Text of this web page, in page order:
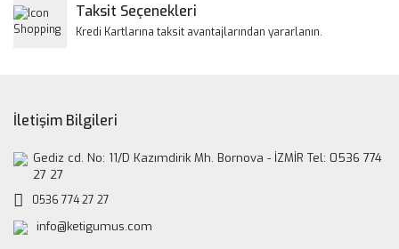
Taksit Seçenekleri
Kredi Kartlarına taksit avantajlarından yararlanın.
İletişim Bilgileri
Gediz cd. No: 11/D Kazımdirik Mh. Bornova - İZMİR Tel: 0536 774
27 27
0536 774 27 27
info@ketigumus.com